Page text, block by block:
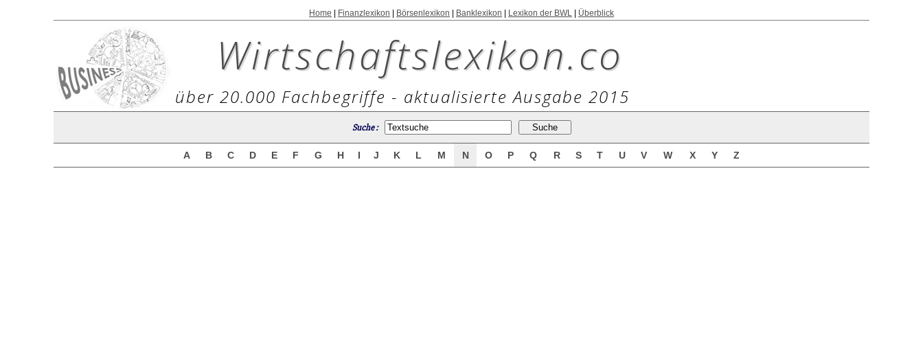
Home Finanzlexikon Börsenlexikon Banklexikon Lexikon der BWL Überblick
Wirtschaftslexikon.co
über 20.000 Fachbegriffe - aktualisierte Ausgabe 2015
Suche :
A B C D E F G H I J K L M N O P Q R S T U V W X Y Z